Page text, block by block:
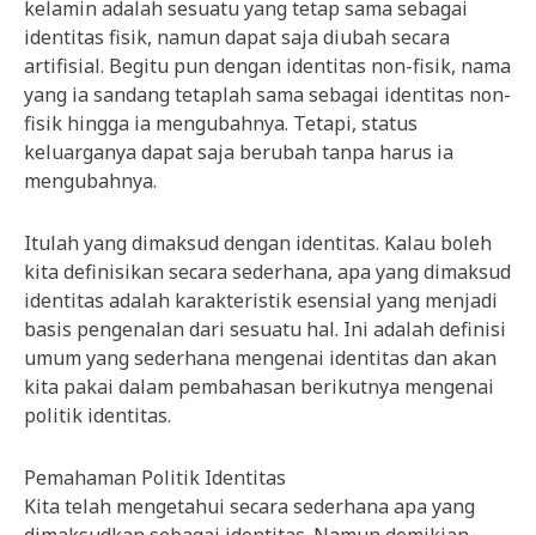
kelamin adalah sesuatu yang tetap sama sebagai
identitas fisik, namun dapat saja diubah secara
artifisial. Begitu pun dengan identitas non-fisik, nama
yang ia sandang tetaplah sama sebagai identitas non-
fisik hingga ia mengubahnya. Tetapi, status
keluarganya dapat saja berubah tanpa harus ia
mengubahnya.
Itulah yang dimaksud dengan identitas. Kalau boleh
kita definisikan secara sederhana, apa yang dimaksud
identitas adalah karakteristik esensial yang menjadi
basis pengenalan dari sesuatu hal. Ini adalah definisi
umum yang sederhana mengenai identitas dan akan
kita pakai dalam pembahasan berikutnya mengenai
politik identitas.
Pemahaman Politik Identitas
Kita telah mengetahui secara sederhana apa yang